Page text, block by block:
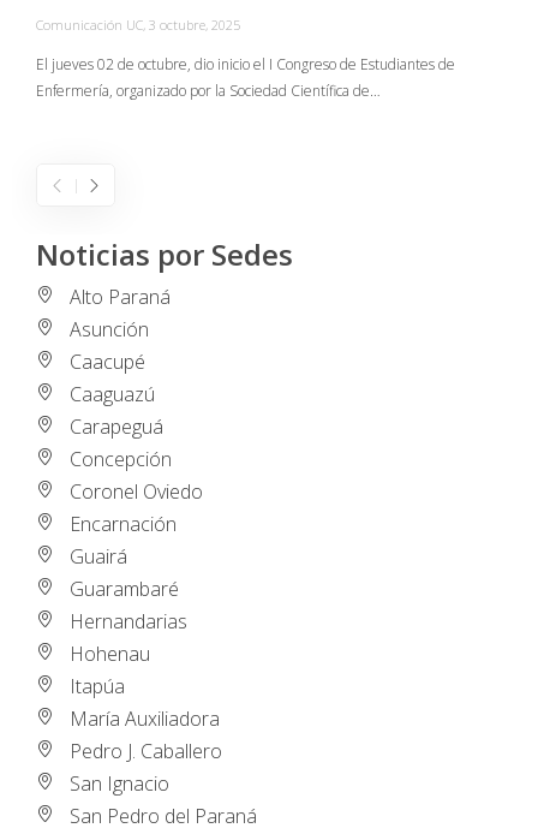
Comunicación UC, 3 octubre, 2025
El jueves 02 de octubre, dio inicio el I Congreso de Estudiantes de
Enfermería, organizado por la Sociedad Científica de…
Noticias por Sedes
Alto Paraná
Asunción
Caacupé
Caaguazú
Carapeguá
Concepción
Coronel Oviedo
Encarnación
Guairá
Guarambaré
Hernandarias
Hohenau
Itapúa
María Auxiliadora
Pedro J. Caballero
San Ignacio
San Pedro del Paraná